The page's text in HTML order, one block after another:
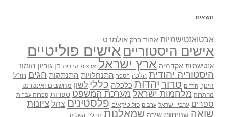
נושאים
אבטואנטישמיות אהוד ברק אולמרט
אישים היסטוריים אישים פוליטיים
אנטישמיות אקדמיה ארץ ישראל ארצות הברית בן גוריון הומור
היסטוריה יהודית הלכה הספר התנחלויות התנתקות חגים חז"ל
חינוך חרדים טרור יהדות כלכלה כללי לשון מחשבים ואינטרנט
מחתרות מלחמות ישראל מערכת המשפט ספרות ספרות עברית
ספרים ערביי ישראל ערבים פוליטיקאים פלסטינים צהל ציונות
שואה שחיתות שירה שמאלנות תהליך השלום